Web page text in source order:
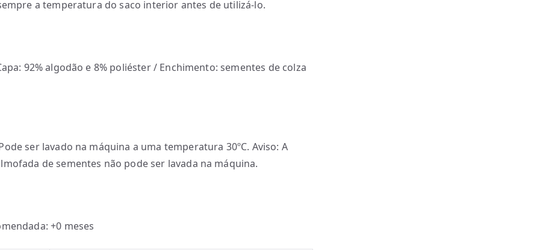
a temperatura do saco interior antes de utilizá-lo.
92% algodão e 8% poliéster / Enchimento: sementes de colza
ser lavado na máquina a uma temperatura 30ºC. Aviso: A
de sementes não pode ser lavada na máquina.
+0 meses